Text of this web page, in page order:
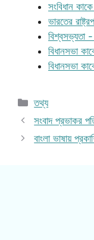
সংবিধান
ভারতের
বিশ্বসভ্যতা -
বিধানসভা
বিধানসভা
Categories
তথ্য
সংবাদ প্রভাকর
বাংলা ভাষায়